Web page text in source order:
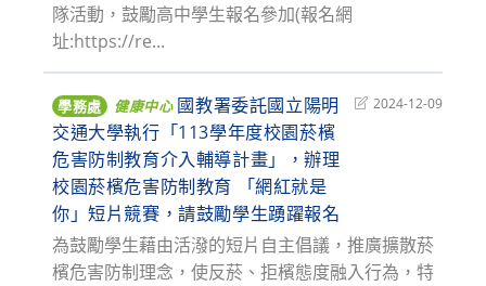
隊活動，鼓勵高中學生報名參加(報名網
址:https://re...
學務處 健康中心 國教署委託國立陽明
交通大學執行「113學年度校園菸檳
危害防制教育介入輔導計畫」，辦理
校園菸檳危害防制教育 「網紅就是
你」短片競賽，請鼓勵學生踴躍報名
Post2024-12-09
為鼓勵學生藉由活潑的短片自主倡議，推廣擴散菸
檳危害防制理念，使反菸、拒檳態度融入行為，特